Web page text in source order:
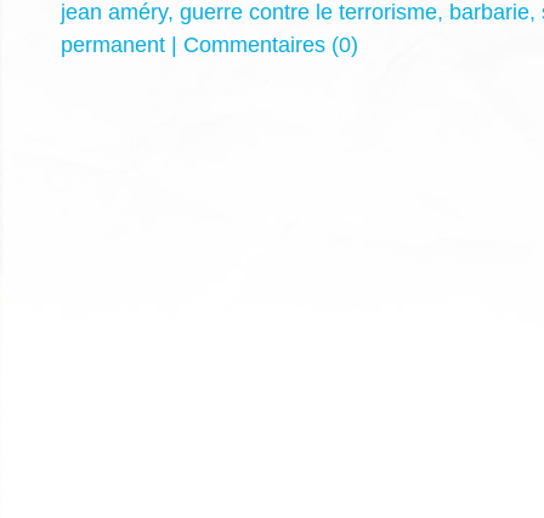
jean améry, guerre contre le terrorisme, barbarie,
permanent | Commentaires (0)